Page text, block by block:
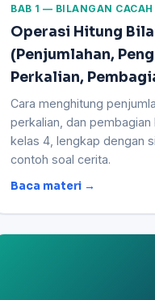
BAB 1 — BILANGAN CACAH
Operasi Hitung
(Penjumlahan,
Perkalian,
Cara menghitung
perkalian, dan pembagian
kelas 4, lengkap dengan
contoh soal cerita.
Baca materi →